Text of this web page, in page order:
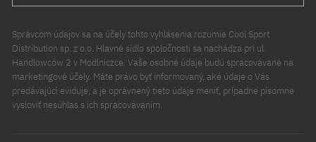
Správcom údajov sa na účely tohto vyhlásenia rozumie Cool Sport
Distribution sp. z o.o. Hlavné sídlo spoločnosti sa nachádza pri ul.
Handlowców 2 v Modlniczce. Vaše osobné údaje budú spracovávané na
marketingové účely. Máte právo byť informovaný, aké údaje o Vás
predávajúci eviduje, a je oprávnený tieto údaje meniť, prípadne písomne
vysloviť nesúhlas s ich spracovávaním.